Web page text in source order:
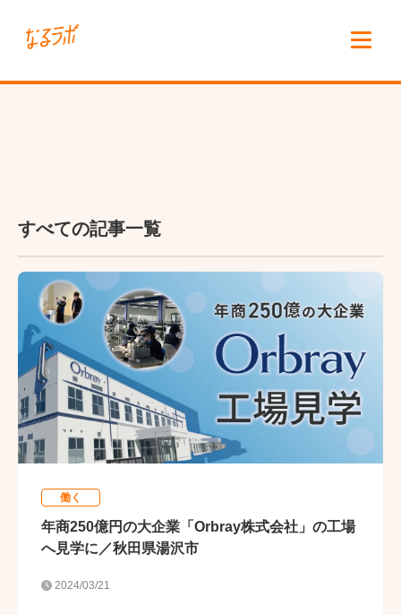
すべての記事一覧
働く
年商250億円の大企業「Orbray株式会社」の工場
へ見学に／秋田県湯沢市
2024/03/21